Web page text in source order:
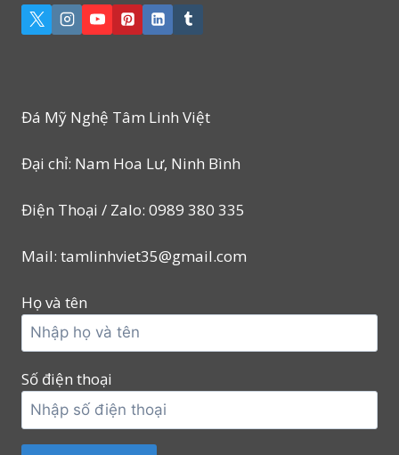
Đá Mỹ Nghệ Tâm Linh Việt
Đại chỉ: Nam Hoa Lư, Ninh Bình
Điện Thoại / Zalo: 0989 380 335
Mail: tamlinhviet35@gmail.com
Họ và tên
Số điện thoại